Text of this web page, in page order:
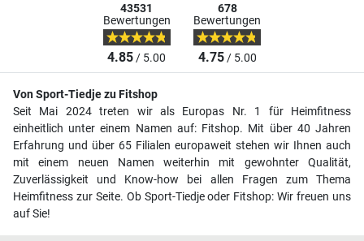
43531
Bewertungen
4.85/ 5.00
678
Bewertungen
4.75/ 5.00
Von Sport-Tiedje zu Fitshop
Seit Mai 2024 treten wir als Europas Nr. 1 für Heimfitness
einheitlich unter einem Namen auf: Fitshop. Mit über 40 Jahren
Erfahrung und über 65 Filialen europaweit stehen wir Ihnen auch
mit einem neuen Namen weiterhin mit gewohnter Qualität,
Zuverlässigkeit und Know-how bei allen Fragen zum Thema
Heimfitness zur Seite. Ob Sport-Tiedje oder Fitshop: Wir freuen uns
auf Sie!